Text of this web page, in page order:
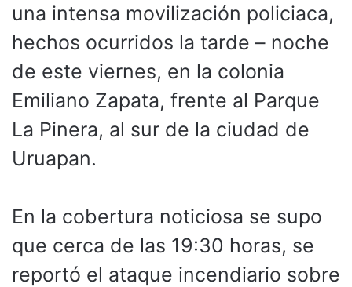
una intensa movilización policiaca,
hechos ocurridos la tarde – noche
de este viernes, en la colonia
Emiliano Zapata, frente al Parque
La Pinera, al sur de la ciudad de
Uruapan.
En la cobertura noticiosa se supo
que cerca de las 19:30 horas, se
reportó el ataque incendiario sobre